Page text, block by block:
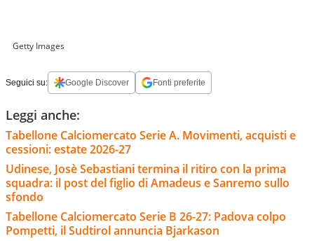
Getty Images
Seguici su: Google Discover Fonti preferite
Leggi anche:
Tabellone Calciomercato Serie A. Movimenti, acquisti e
cessioni: estate 2026-27
Udinese, Josè Sebastiani termina il ritiro con la prima
squadra: il post del figlio di Amadeus e Sanremo sullo
sfondo
Tabellone Calciomercato Serie B 26-27: Padova colpo
Pompetti, il Sudtirol annuncia Bjarkason